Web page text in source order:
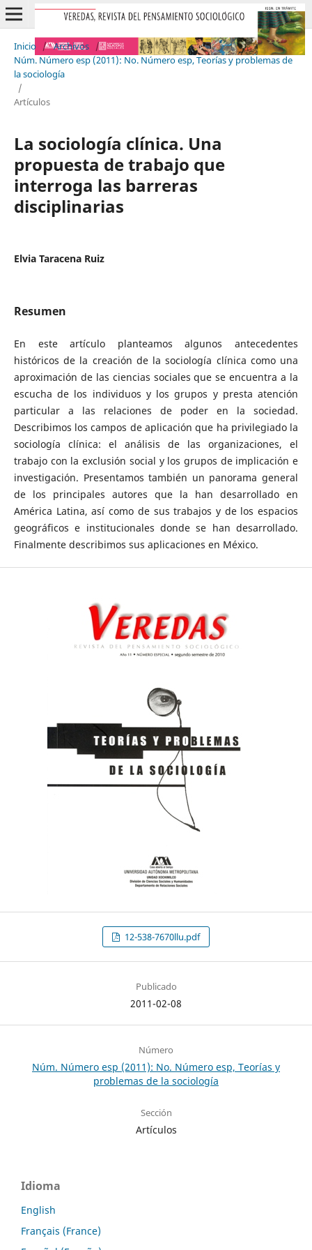
Inicio / Archivos /
Núm. Número esp (2011): No. Número esp, Teorías y problemas de
la sociología
/
Artículos
La sociología clínica. Una
propuesta de trabajo que
interroga las barreras
disciplinarias
Elvia Taracena Ruiz
Resumen
En este artículo planteamos algunos antecedentes
históricos de la creación de la sociología clínica como una
aproximación de las ciencias sociales que se encuentra a la
escucha de los individuos y los grupos y presta atención
particular a las relaciones de poder en la sociedad.
Describimos los campos de aplicación que ha privilegiado la
sociología clínica: el análisis de las organizaciones, el
trabajo con la exclusión social y los grupos de implicación e
investigación. Presentamos también un panorama general
de los principales autores que la han desarrollado en
América Latina, así como de sus trabajos y de los espacios
geográficos e institucionales donde se han desarrollado.
Finalmente describimos sus aplicaciones en México.
12-538-7670llu.pdf
Publicado
2011-02-08
Número
Núm. Número esp (2011): No. Número esp, Teorías y
problemas de la sociología
Sección
Artículos
Idioma
English
Français (France)